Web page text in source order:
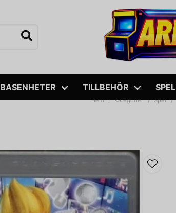
BASENHETER TILLBEHÖR SPEL
Hem Kategorier Spel